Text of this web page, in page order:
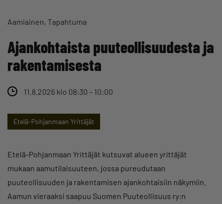
Aamiainen Tapahtuma
Ajankohtaista puuteollisuudesta ja
rakentamisesta
11.8.2026 klo 08:30 – 10:00
Etelä-Pohjanmaan Yrittäjät
Etelä-Pohjanmaan Yrittäjät kutsuvat alueen yrittäjät
mukaan aamutilaisuuteen, jossa pureudutaan
puuteollisuuden ja rakentamisen ajankohtaisiin näkymiin.
Aamun vieraaksi saapuu Suomen Puuteollisuus ry:n